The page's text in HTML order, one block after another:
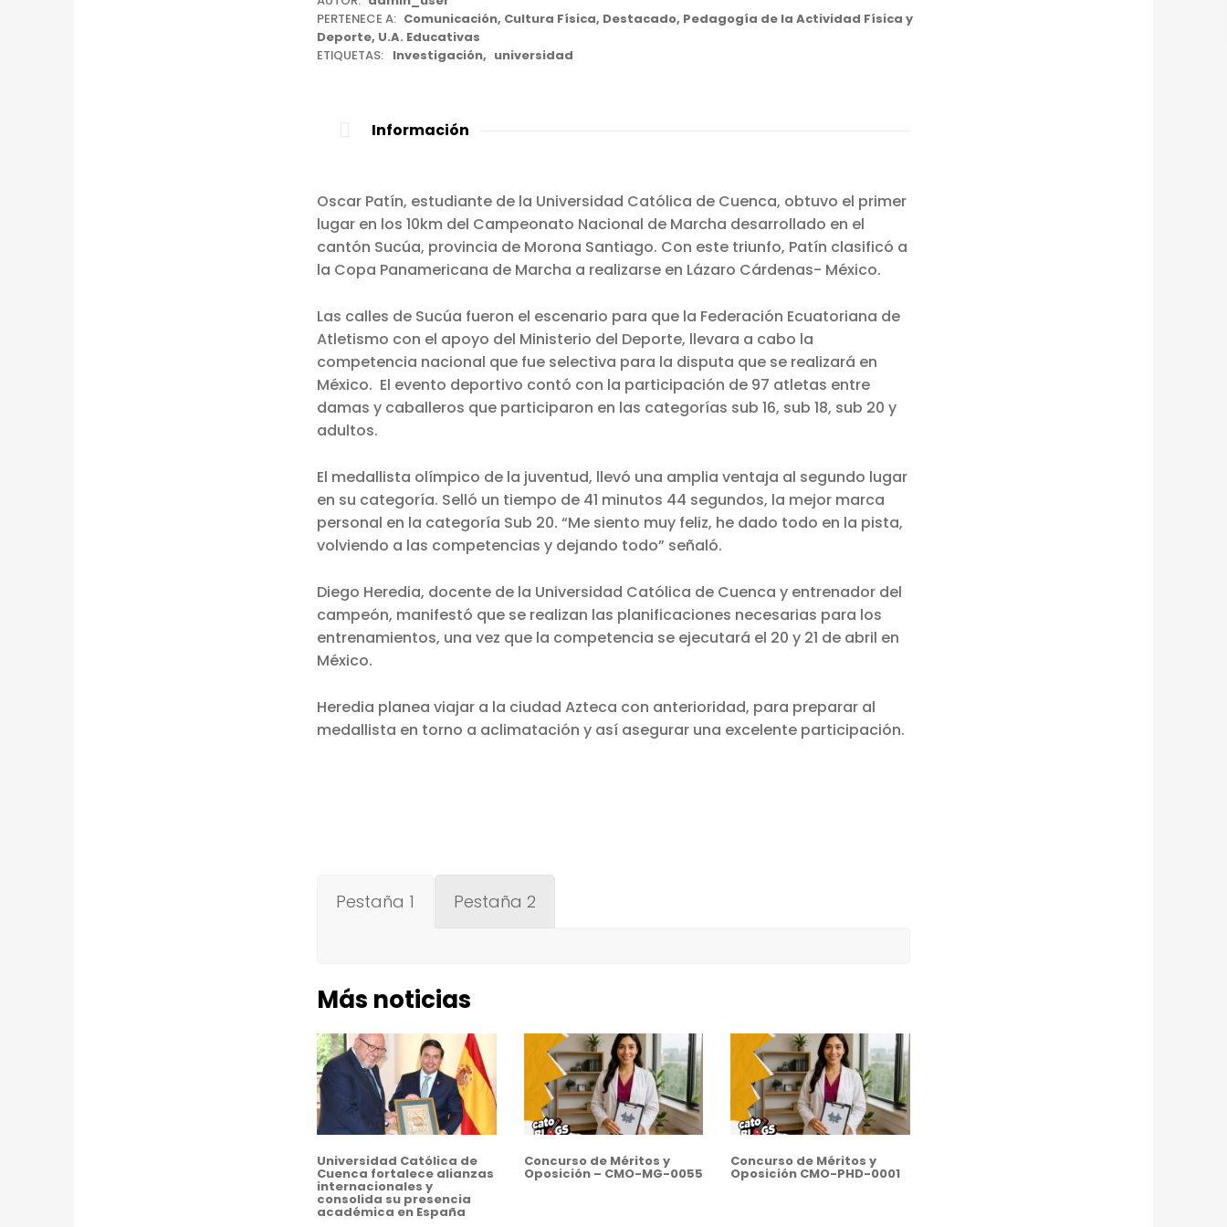
C
Ó
M
PERTENECE A: Comunicación, Cultura Física, Destacado, Pedagogía de la Actividad Física y
Deporte, U.A. Educativas
ETIQUETAS: Investigación universidad
Información
Oscar Patín, estudiante de la Universidad Católica de Cuenca, obtuvo el primer
lugar en los 10km del Campeonato Nacional de Marcha desarrollado en el
cantón Sucúa, provincia de Morona Santiago. Con este triunfo, Patín clasificó a
la Copa Panamericana de Marcha a realizarse en Lázaro Cárdenas- México.
Las calles de Sucúa fueron el escenario para que la Federación Ecuatoriana de
Atletismo con el apoyo del Ministerio del Deporte, llevara a cabo la
competencia nacional que fue selectiva para la disputa que se realizará en
México. El evento deportivo contó con la participación de 97 atletas entre
damas y caballeros que participaron en las categorías sub 16, sub 18, sub 20 y
adultos.
El medallista olímpico de la juventud, llevó una amplia ventaja al segundo lugar
en su categoría. Selló un tiempo de 41 minutos 44 segundos, la mejor marca
personal en la categoría Sub 20. “Me siento muy feliz, he dado todo en la pista,
volviendo a las competencias y dejando todo” señaló.
Diego Heredia, docente de la Universidad Católica de Cuenca y entrenador del
campeón, manifestó que se realizan las planificaciones necesarias para los
entrenamientos, una vez que la competencia se ejecutará el 20 y 21 de abril en
México.
Heredia planea viajar a la ciudad Azteca con anterioridad, para preparar al
medallista en torno a aclimatación y así asegurar una excelente participación.
Pestaña 1 Pestaña 2
Más noticias
Universidad Católica de
Cuenca fortalece alianzas
internacionales y
consolida su presencia
académica en España
Concurso de Méritos y
Oposición – CMO-MG-0055
Concurso de Méritos y
Oposición CMO-PHD-0001